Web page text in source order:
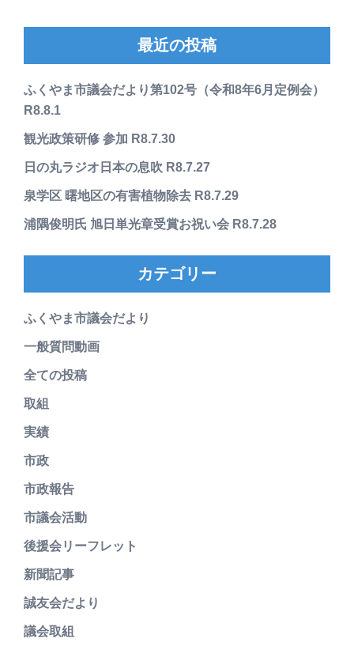
最近の投稿
ふくやま市議会だより第102号（令和8年6月定例会）
R8.8.1
観光政策研修 参加 R8.7.30
日の丸ラジオ日本の息吹 R8.7.27
泉学区 曙地区の有害植物除去 R8.7.29
浦隅俊明氏 旭日単光章受賞お祝い会 R8.7.28
カテゴリー
ふくやま市議会だより
一般質問動画
全ての投稿
取組
実績
市政
市政報告
市議会活動
後援会リーフレット
新聞記事
誠友会だより
議会取組